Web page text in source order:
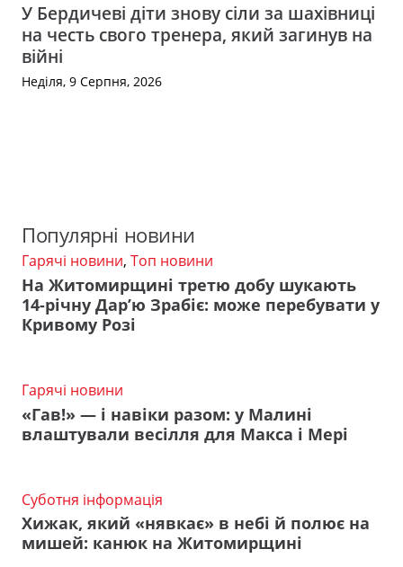
У Бердичеві діти знову сіли за шахівниці
на честь свого тренера, який загинув на
війні
Неділя, 9 Серпня, 2026
Популярні новини
Гарячі новини, Топ новини
На Житомирщині третю добу шукають
14-річну Дар’ю Зрабіє: може перебувати у
Кривому Розі
Гарячі новини
«Гав!» — і навіки разом: у Малині
влаштували весілля для Макса і Мері
Суботня інформація
Хижак, який «нявкає» в небі й полює на
мишей: канюк на Житомирщині